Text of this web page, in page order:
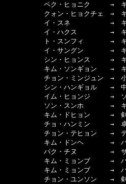
ペク・ヒョニク　　　→　キ
クォン・ヒョクチェ　→　キ
イ・スネ　　　　　　→　キ
イ・ハクス　　　　　→　キ
ト・スンフィ　　　　→　キ
イ・サングン　　　　→　キ
シン・ヒョンス　　　→　キ
キム・ソンギョン　　→　キ
チョン・ミンジュン　→　小
シン・ハンギョル　　→　中
イム・ヒョンジ　　　→　ソン
ソン・スンホ　　　　→　キ
キム・ドヒョン　　　→　剣
チョ・ハンミン　　　→　卓
チョン・テヒョン　　→　テ
キム・ドンヘ　　　　→　バド
パク・チヌ　　　　　→　サ
キム・ミョンブ　　　→　バス
キム・ミョンブ　　　→　バレ
チョン・ユンソン　　→　剣